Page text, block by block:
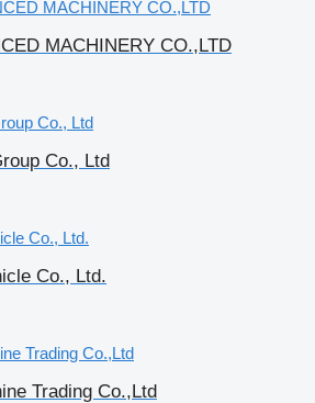
MACHINERY CO.,LTD
Co., Ltd
Co., Ltd.
Trading Co.,Ltd